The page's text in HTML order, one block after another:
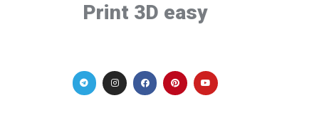
Print 3D easy